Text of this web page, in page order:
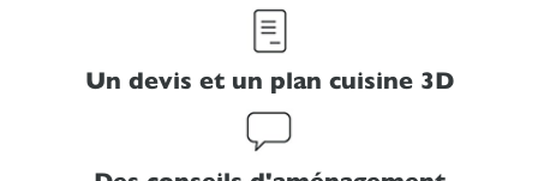
Un devis et un plan cuisine 3D